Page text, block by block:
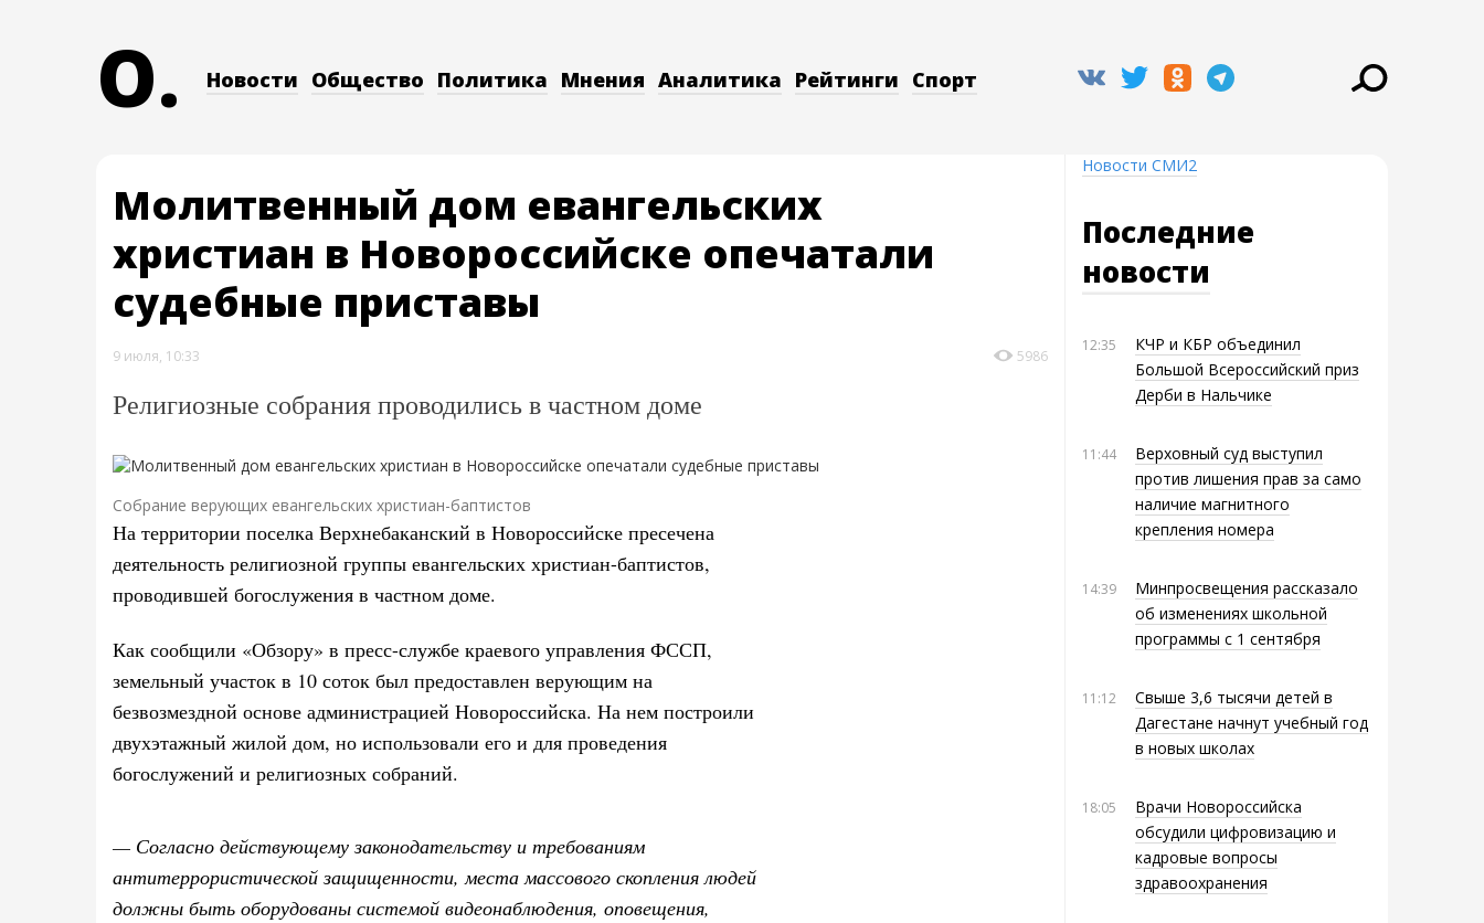
O. Новости Общество Политика Мнения Аналитика Рейтинги Спорт
Молитвенный дом евангельских
христиан в Новороссийске опечатали
судебные приставы
9 июля, 10:33 5986
Религиозные собрания проводились в частном доме
Собрание верующих евангельских христиан-баптистов
На территории поселка Верхнебаканский в Новороссийске пресечена
деятельность религиозной группы евангельских христиан-баптистов,
проводившей богослужения в частном доме.
Как сообщили «Обзору» в пресс-службе краевого управления ФССП,
земельный участок в 10 соток был предоставлен верующим на
безвозмездной основе администрацией Новороссийска. На нем построили
двухэтажный жилой дом, но использовали его и для проведения
богослужений и религиозных собраний.
— Согласно действующему законодательству и требованиям
антитеррористической защищенности, места массового скопления людей
должны быть оборудованы системой видеонаблюдения, оповещения,
Новости СМИ2
Последние
новости
12:35
КЧР и КБР объединил
Большой Всероссийский приз
Дерби в Нальчике
11:44
Верховный суд выступил
против лишения прав за само
наличие магнитного
крепления номера
14:39
Минпросвещения рассказало
об изменениях школьной
программы с 1 сентября
11:12
Свыше 3,6 тысячи детей в
Дагестане начнут учебный год
в новых школах
18:05
Врачи Новороссийска
обсудили цифровизацию и
кадровые вопросы
здравоохранения